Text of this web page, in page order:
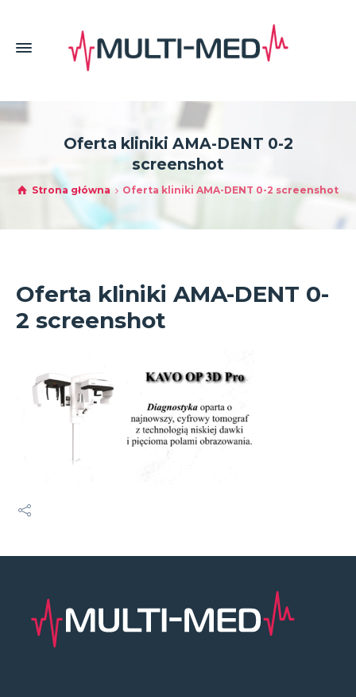
Oferta kliniki AMA-DENT 0-2
screenshot
Strona główna Oferta kliniki AMA-DENT 0-2 screenshot
Oferta kliniki AMA-DENT 0-
2 screenshot